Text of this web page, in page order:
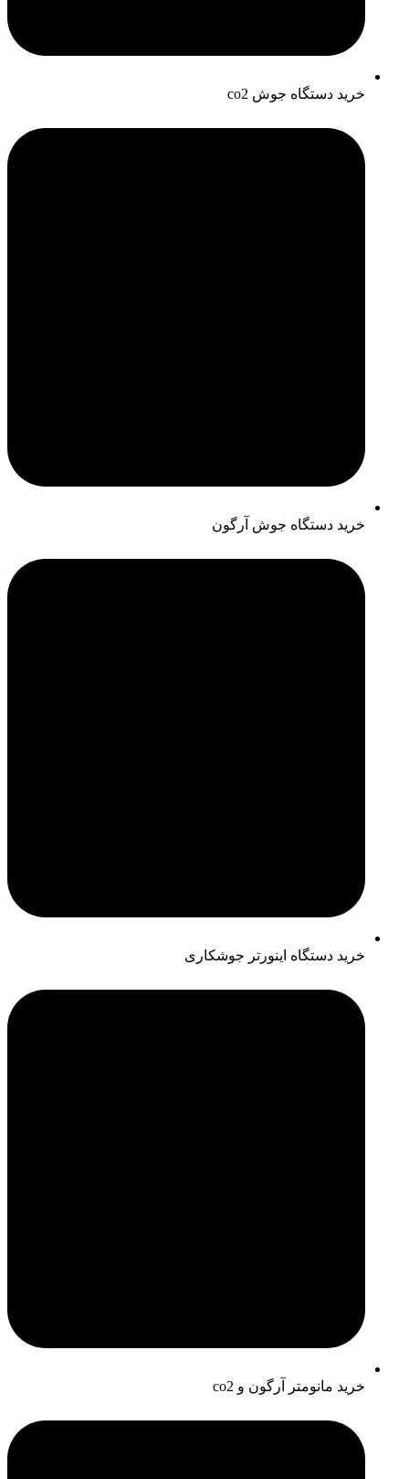
خرید دستگاه جوش co2
خرید دستگاه جوش آرگون
خرید دستگاه اینورتر جوشکاری
خرید مانومتر آرگون و co2